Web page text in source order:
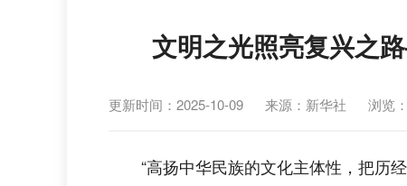
文明之光照亮复兴之
更新时间：2025-10-09 来源：新华社 浏览：
“高扬中华民族的文化主体性，把历